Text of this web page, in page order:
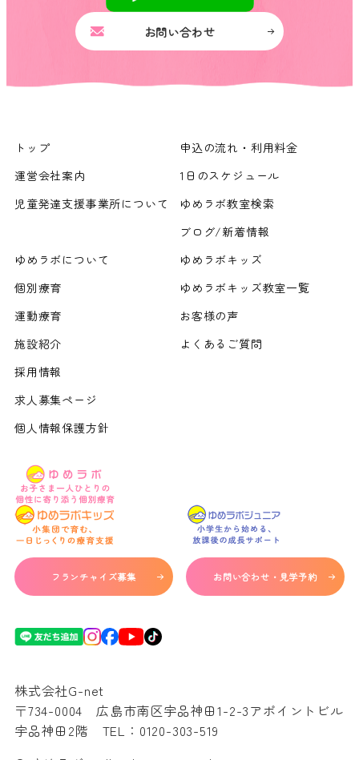
お問い合わせ
トップ
運営会社案内
児童発達支援事業所について
申込の流れ・利用料金
1日のスケジュール
ゆめラボ教室検索
ブログ/新着情報
ゆめラボについて
個別療育
運動療育
施設紹介
ゆめラボキッズ
ゆめラボキッズ教室一覧
お客様の声
よくあるご質問
採用情報
求人募集ページ
個人情報保護方針
フランチャイズ募集 お問い合わせ・見学予約
株式会社G-net
〒734-0004 広島市南区宇品神田1-2-3アポイントビル
宇品神田2階 TEL： 0120-303-519